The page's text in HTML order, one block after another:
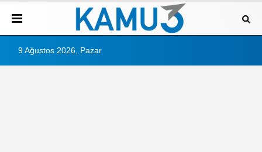
9 Ağustos 2026, Pazar